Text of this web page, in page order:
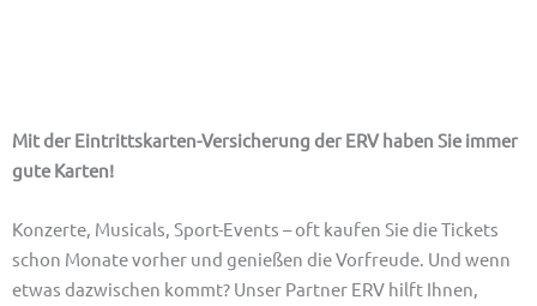
Mit der Eintrittskarten-Versicherung der ERVhaben Sie immer
gute Karten!
Konzerte, Musicals, Sport-Events – oft kaufen Sie die Tickets
schon Monate vorher und genießen die Vorfreude. Und wenn
etwas dazwischen kommt? Unser Partner ERV hilft Ihnen,